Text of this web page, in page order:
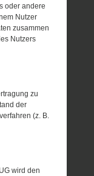
oder andere
Nutzer
zusammen
Nutzers
zu
der
(z. B.
wird den